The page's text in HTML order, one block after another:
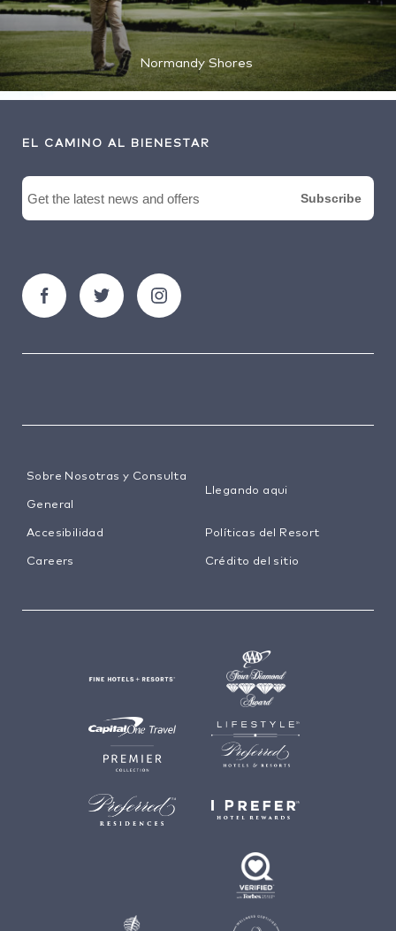
Normandy Shores
EL CAMINO AL BIENESTAR
Sobre Nosotras y Consulta
General
Llegando aqui
Accesibilidad Políticas del Resort
Careers Crédito del sitio